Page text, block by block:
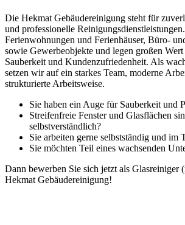
Die Hekmat Gebäudereinigung steht für
und professionelle
Ferienwohnungen und Ferienhäuser, Büro-
sowie Gewerbeobjekte und legen großen
Sauberkeit und Kundenzufriedenheit. Als
setzen wir auf ein starkes Team, moderne
strukturierte Arbeitsweise.
Sie haben ein Auge für Sauberkeit und
Streifenfreie Fenster und Glasflächen
selbstverständlich?
Sie arbeiten gerne selbstständig und im
Sie möchten Teil eines wachsenden
Dann bewerben Sie sich jetzt als Glasreiniger
Hekmat Gebäudereinigung!